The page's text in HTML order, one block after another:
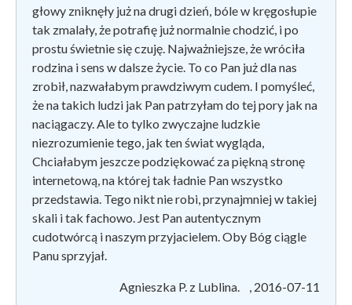
głowy zniknęły już na drugi dzień, bóle w kręgosłupie
tak zmalały, że potrafię już normalnie chodzić, i po
prostu świetnie się czuję. Najważniejsze, że wróciła
rodzina i sens w dalsze życie. To co Pan już dla nas
zrobił, nazwałabym prawdziwym cudem. I pomyśleć,
że na takich ludzi jak Pan patrzyłam do tej pory jak na
naciągaczy. Ale to tylko zwyczajne ludzkie
niezrozumienie tego, jak ten świat wygląda,
Chciałabym jeszcze podziękować za piękną stronę
internetową, na której tak ładnie Pan wszystko
przedstawia. Tego nikt nie robi, przynajmniej w takiej
skali i tak fachowo. Jest Pan autentycznym
cudotwórcą i naszym przyjacielem. Oby Bóg ciągle
Panu sprzyjał.
Agnieszka P. z Lublina. , 2016-07-11